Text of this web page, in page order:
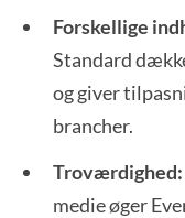
Forskellige
Standard
og giver
brancher.
Troværdighed:
medie øger